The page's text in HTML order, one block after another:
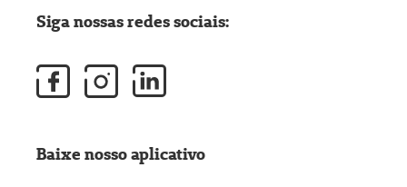
Siga nossas redes sociais:
Baixe nosso aplicativo